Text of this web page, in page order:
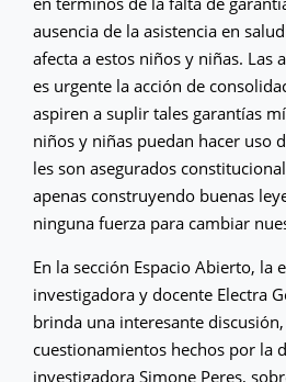
ausencia de la asistencia en
afecta a estos niños y niñas. Las
es urgente la acción de
aspiren a suplir tales garantías
niños y niñas puedan hacer uso
les son asegurados
apenas construyendo buenas
ninguna fuerza para cambiar
En la sección Espacio Abierto, la
investigadora y docente Electra
brinda una interesante
cuestionamientos hechos por la
investigadora Simone Peres,